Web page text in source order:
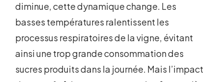
diminue, cette dynamique change. Les
basses températures ralentissent les
processus respiratoires de la vigne, évitant
ainsi une trop grande consommation des
sucres produits dans la journée. Mais l’impact